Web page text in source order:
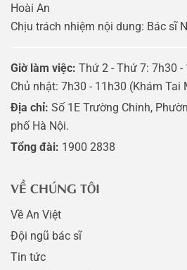
Hoài An
Chịu trách nhiệm nội dung: Bác sĩ
Giờ làm việc: Thứ 2 - Thứ 7: 7h30 -
Chủ nhật: 7h30 - 11h30 (Khám Tai
Địa chỉ: Số 1E Trường Chinh,
phố Hà Nội.
Tổng đài: 1900 2838
VỀ CHÚNG TÔI
Về An Việt
Đội ngũ bác sĩ
Tin tức